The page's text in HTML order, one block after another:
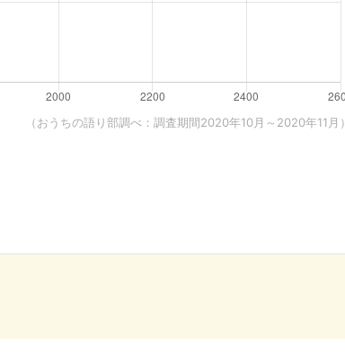
（おうちの語り部調べ：調査期間2020年10月～2020年11月）